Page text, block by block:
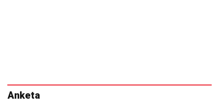
Anketa